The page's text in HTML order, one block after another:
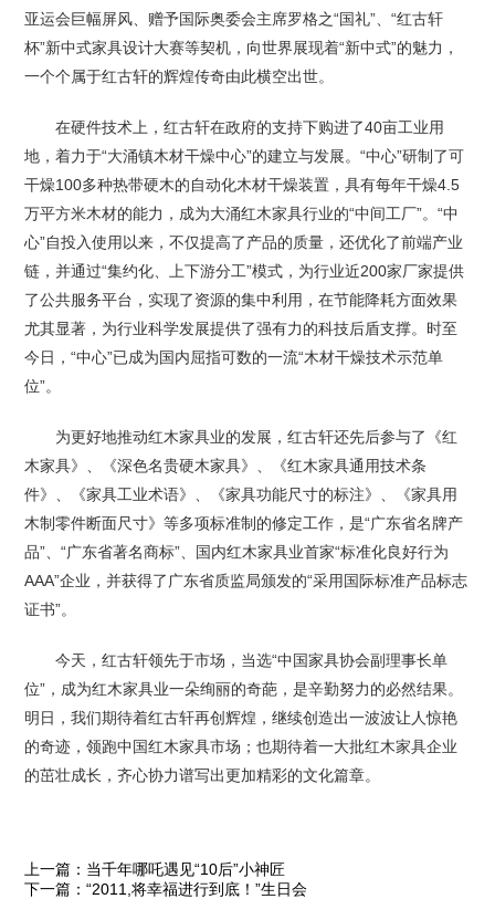
亚运会巨幅屏风、赠予国际奥委会主席罗格之“国礼”、“红古轩
杯”新中式家具设计大赛等契机，向世界展现着“新中式”的魅力，
一个个属于红古轩的辉煌传奇由此横空出世。
在硬件技术上，红古轩在政府的支持下购进了40亩工业用
地，着力于“大涌镇木材干燥中心”的建立与发展。“中心”研制了可
干燥100多种热带硬木的自动化木材干燥装置，具有每年干燥4.5
万平方米木材的能力，成为大涌红木家具行业的“中间工厂”。“中
心”自投入使用以来，不仅提高了产品的质量，还优化了前端产业
链，并通过“集约化、上下游分工”模式，为行业近200家厂家提供
了公共服务平台，实现了资源的集中利用，在节能降耗方面效果
尤其显著，为行业科学发展提供了强有力的科技后盾支撑。时至
今日，“中心”已成为国内屈指可数的一流“木材干燥技术示范单
位”。
为更好地推动红木家具业的发展，红古轩还先后参与了《红
木家具》、《深色名贵硬木家具》、《红木家具通用技术条
件》、《家具工业术语》、《家具功能尺寸的标注》、《家具用
木制零件断面尺寸》等多项标准制的修定工作，是“广东省名牌产
品”、“广东省著名商标”、国内红木家具业首家“标准化良好行为
AAA”企业，并获得了广东省质监局颁发的“采用国际标准产品标志
证书”。
今天，红古轩领先于市场，当选“中国家具协会副理事长单
位”，成为红木家具业一朵绚丽的奇葩，是辛勤努力的必然结果。
明日，我们期待着红古轩再创辉煌，继续创造出一波波让人惊艳
的奇迹，领跑中国红木家具市场；也期待着一大批红木家具企业
的茁壮成长，齐心协力谱写出更加精彩的文化篇章。
上一篇：当千年哪吒遇见“10后”小神匠
下一篇：“2011,将幸福进行到底！”生日会